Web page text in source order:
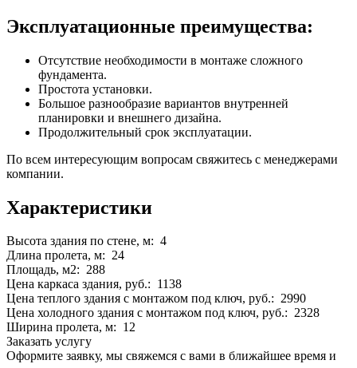
Эксплуатационные преимущества:
Отсутствие необходимости в монтаже сложного
фундамента.
Простота установки.
Большое разнообразие вариантов внутренней
планировки и внешнего дизайна.
Продолжительный срок эксплуатации.
По всем интересующим вопросам свяжитесь с менеджерами
компании.
Характеристики
Высота здания по стене, м: 4
Длина пролета, м: 24
Площадь, м2: 288
Цена каркаса здания, руб.: 1138
Цена теплого здания с монтажом под ключ, руб.: 2990
Цена холодного здания с монтажом под ключ, руб.: 2328
Ширина пролета, м: 12
Заказать услугу
Оформите заявку, мы свяжемся с вами в ближайшее время и